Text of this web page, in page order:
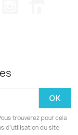
trouverez pour cela
d'utilisation du site.